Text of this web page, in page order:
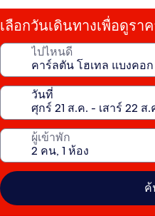
เลือกวันเดินทางเพื่อดูรา
ไปไหนดี
วันที่
ผู้เข้าพัก
ค้